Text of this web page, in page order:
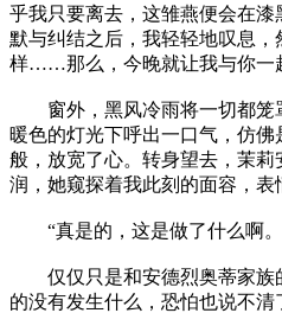
乎我只要离去，这雏燕便会在
默与纠结之后，我轻轻地叹息，
样……那么，今晚就让我与你一
窗外，黑风冷雨将一切都笼
暖色的灯光下呼出一口气，仿
般，放宽了心。转身望去，茉
润，她窥探着我此刻的面容，表
“真是的，这是做了什么啊
仅仅只是和安德烈奥蒂家族
的没有发生什么，恐怕也说不